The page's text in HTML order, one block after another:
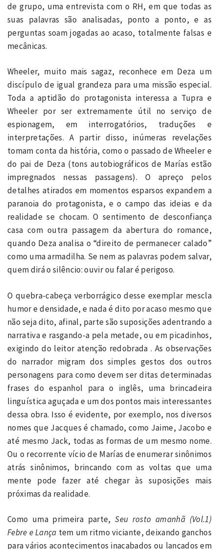
de grupo, uma entrevista com o RH, em que todas as
suas palavras são analisadas, ponto a ponto, e as
perguntas soam jogadas ao acaso, totalmente falsas e
mecânicas.
Wheeler, muito mais sagaz, reconhece em Deza um
discípulo de igual grandeza para uma missão especial.
Toda a aptidão do protagonista interessa a Tupra e
Wheeler por ser extremamente útil no serviço de
espionagem, em interrogatórios, traduções e
interpretações. A partir disso, inúmeras revelações
tomam conta da história, como o passado de Wheeler e
do pai de Deza (tons autobiográficos de Marías estão
impregnados nessas passagens). O apreço pelos
detalhes atirados em momentos esparsos expandem a
paranoia do protagonista, e o campo das ideias e da
realidade se chocam. O sentimento de desconfiança
casa com outra passagem da abertura do romance,
quando Deza analisa o “direito de permanecer calado”
como uma armadilha. Se nem as palavras podem salvar,
quem dirá o silêncio: ouvir ou falar é perigoso.
O quebra-cabeça verborrágico desse exemplar mescla
humor e densidade, e nada é dito por acaso mesmo que
não seja dito, afinal, parte são suposições adentrando a
narrativa e rasgando-a pela metade, ou em picadinhos,
exigindo do leitor atenção redobrada . As observações
do narrador migram dos simples gestos dos outros
personagens para como devem ser ditas determinadas
frases do espanhol para o inglês, uma brincadeira
linguística aguçada e um dos pontos mais interessantes
dessa obra. Isso é evidente, por exemplo, nos diversos
nomes que Jacques é chamado, como Jaime, Jacobo e
até mesmo Jack, todas as formas de um mesmo nome.
Ou o recorrente vício de Marías de enumerar sinônimos
atrás sinônimos, brincando com as voltas que uma
mente pode fazer até chegar às suposições mais
próximas da realidade.
Como uma primeira parte,Seu rosto amanhã (Vol.1)
Febre e Lança tem um ritmo viciante, deixando ganchos
para vários acontecimentos inacabados ou lançados em